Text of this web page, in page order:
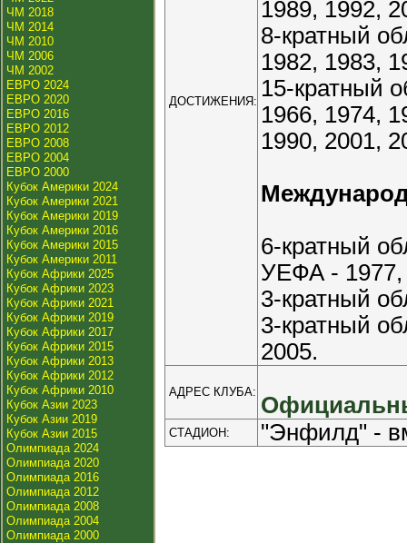
ЧМ 2018
ЧМ 2014
ЧМ 2010
ЧМ 2006
ЧМ 2002
ЕВРО 2024
ЕВРО 2020
ЕВРО 2016
ЕВРО 2012
ЕВРО 2008
ЕВРО 2004
ЕВРО 2000
Кубок Америки 2024
Кубок Америки 2021
Кубок Америки 2019
Кубок Америки 2016
Кубок Америки 2015
Кубок Америки 2011
Кубок Африки 2025
Кубок Африки 2023
Кубок Африки 2021
Кубок Африки 2019
Кубок Африки 2017
Кубок Африки 2015
Кубок Африки 2013
Кубок Африки 2012
Кубок Африки 2010
Кубок Азии 2023
Кубок Азии 2019
Кубок Азии 2015
Олимпиада 2024
Олимпиада 2020
Олимпиада 2016
Олимпиада 2012
Олимпиада 2008
Олимпиада 2004
Олимпиада 2000
ДОСТИЖЕНИЯ:
1989, 1992,
8-кратный
1982, 1983,
15-кратный
1966, 1974,
1990, 2001,
6-кратный
УЕФА - 1977,
3-кратный
3-кратный
2005.
АДРЕС КЛУБА:
СТАДИОН: "Энфилд" -